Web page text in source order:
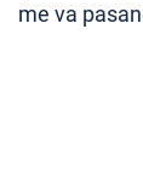
me va